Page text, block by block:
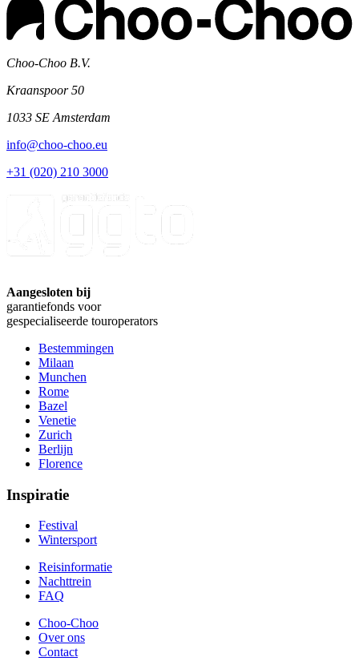
Choo-Choo B.V.
Kraanspoor 50
1033 SE Amsterdam
info@choo-choo.eu
+31 (020) 210 3000
Aangesloten bij
garantiefonds voor
gespecialiseerde touroperators
Bestemmingen
Milaan
Munchen
Rome
Bazel
Venetie
Zurich
Berlijn
Florence
Inspiratie
Festival
Wintersport
Reisinformatie
Nachttrein
FAQ
Choo-Choo
Over ons
Contact